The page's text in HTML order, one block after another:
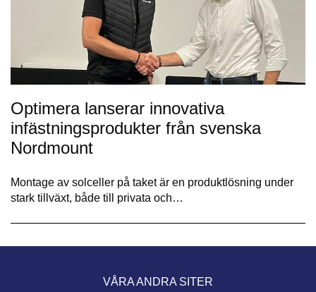
Optimera lanserar innovativa
infästningsprodukter från svenska
Nordmount
Montage av solceller på taket är en produktlösning under
stark tillväxt, både till privata och…
VÅRA ANDRA SITER